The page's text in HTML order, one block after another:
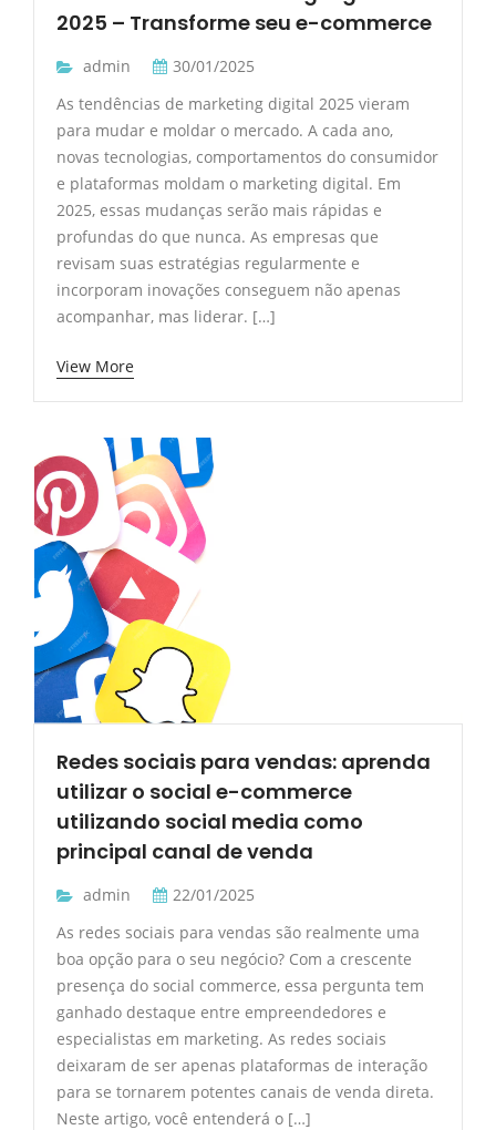
2025 – Transforme seu e-commerce
admin
30/01/2025
As tendências de marketing digital 2025 vieram
para mudar e moldar o mercado. A cada ano,
novas tecnologias, comportamentos do consumidor
e plataformas moldam o marketing digital. Em
2025, essas mudanças serão mais rápidas e
profundas do que nunca. As empresas que
revisam suas estratégias regularmente e
incorporam inovações conseguem não apenas
acompanhar, mas liderar. […]
View More
Redes sociais para vendas: aprenda
utilizar o social e-commerce
utilizando social media como
principal canal de venda
admin
22/01/2025
As redes sociais para vendas são realmente uma
boa opção para o seu negócio? Com a crescente
presença do social commerce, essa pergunta tem
ganhado destaque entre empreendedores e
especialistas em marketing. As redes sociais
deixaram de ser apenas plataformas de interação
para se tornarem potentes canais de venda direta.
Neste artigo, você entenderá o […]